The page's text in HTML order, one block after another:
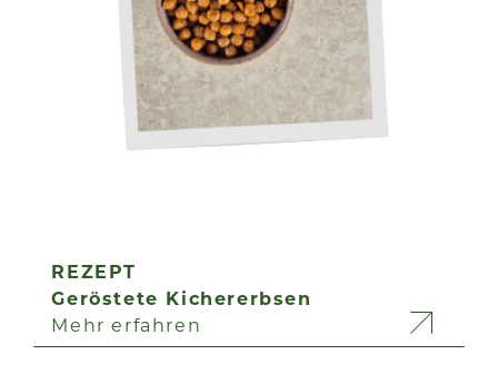
REZEPT
Geröstete Kichererbsen
Mehr erfahren